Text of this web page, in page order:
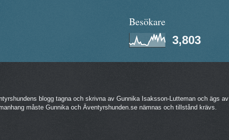
Besökare
3,803
blogg tagna och skrivna av Gunnika Isaksson-Lutteman och ägs av
måste Gunnika och Äventyrshunden.se nämnas och tillstånd krävs.